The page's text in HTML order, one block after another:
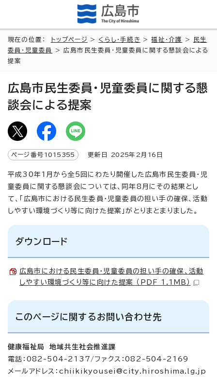
現在の位置： トップページ > くらし・手続き >福祉・介護 >
民生
委員・児童委員
> 広島市民生委員・児童委員に関する懇談会による
提案
広島市民生委員・児童委員に関する懇
談会による提案
ページ番号 1015355 更新日 2025年2月 16 日
平成30年1月から全5回にわたり開催した広島市民生委員・児
童委員に関する懇談会については、同年8月にその結果とし
て、「広島市における民生委員・児童委員の担い手の確保、活動
しやすい環境づくり等に向けた提案」がとりまとまりました。
ダウンロード
広島市における民生委員・児童委員の担い手の確保、活動
しやすい環境づくり等に向けた提案 （PDF 1.1MB）
このページに関するお問い合わせ先
健康福祉局 地域共生社会推進課
電話：082-504-2137/ファクス：082-504-2169
メールアドレス： chiikikyousei@city.hiroshima.lg.jp